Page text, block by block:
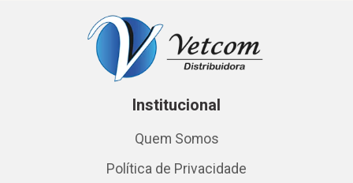
Institucional
Quem Somos
Política de Privacidade